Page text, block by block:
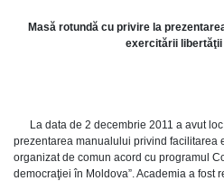
Masă rotundă cu privire la
exercitării libertăţii
La data de 2 decembrie 2011 a avut
prezentarea manualului privind facilitarea
organizat de comun acord cu programul
democraţiei în Moldova”. Academia a fost